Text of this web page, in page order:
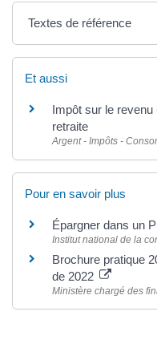
Textes de référence
Et aussi
Impôt sur le
retraite
Argent - Impôts -
Pour en savoir plus
Épargner dans un
Institut national de la
Brochure pratique
de 2022
Ministère chargé des